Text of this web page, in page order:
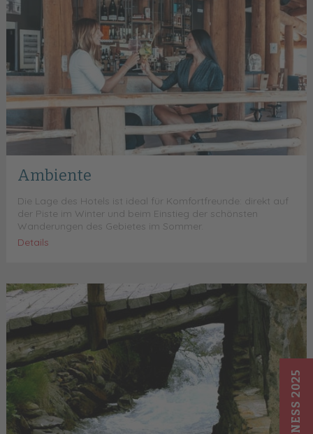
Ambiente
Die Lage des Hotels ist ideal für Komfortfreunde: direkt auf
der Piste im Winter und beim Einstieg der schönsten
Wanderungen des Gebietes im Sommer.
Details